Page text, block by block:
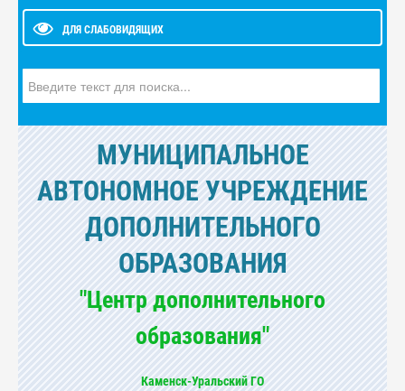
ДЛЯ СЛАБОВИДЯЩИХ
МУНИЦИПАЛЬНОЕ
АВТОНОМНОЕ УЧРЕЖДЕНИЕ
ДОПОЛНИТЕЛЬНОГО
ОБРАЗОВАНИЯ
"Центр дополнительного
образования"
Каменск-Уральский ГО